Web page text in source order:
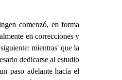
comenzó, en forma
en correcciones y
mientras' que la
dedicarse al estudio
paso adelante hacía el